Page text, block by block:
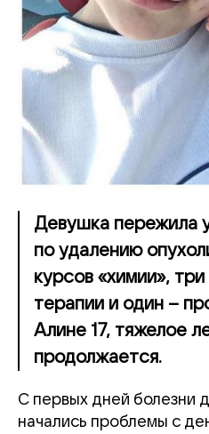
Девушка пережила
по удалению
курсов «химии»,
терапии и один –
Алине 17, тяжелое
продолжается.
С первых дней болезни
начались проблемы с